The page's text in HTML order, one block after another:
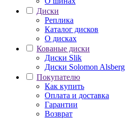
Диски
Реплика
Каталог дисков
О дисках
Кованые диски
Диски Slik
Диски Solomon Alsberg
Покупателю
Как купить
Оплата и доставка
Гарантии
Возврат